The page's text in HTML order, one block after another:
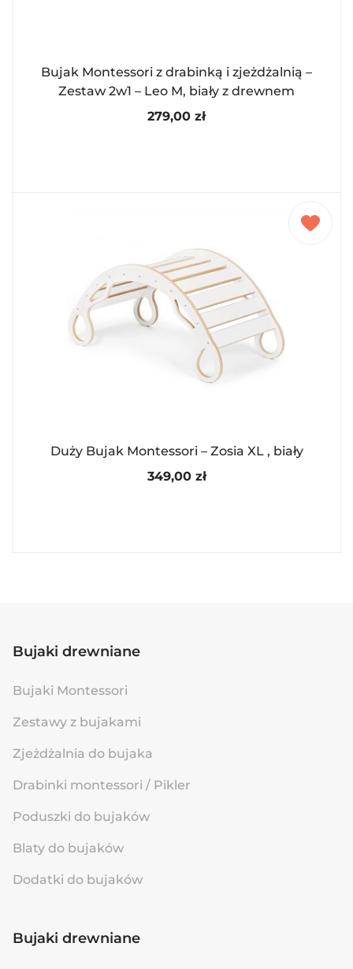
Bujak Montessori z drabinką i zjeżdżalnią –
Zestaw 2w1 – Leo M, biały z drewnem
279,00 zł
Duży Bujak Montessori – Zosia XL , biały
349,00 zł
Bujaki drewniane
Bujaki Montessori
Zestawy z bujakami
Zjeżdżalnia do bujaka
Drabinki montessori / Pikler
Poduszki do bujaków
Blaty do bujaków
Dodatki do bujaków
Bujaki drewniane